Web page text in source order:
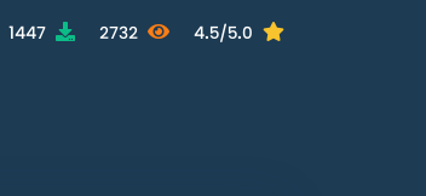
4.5/5.0
2732
1447